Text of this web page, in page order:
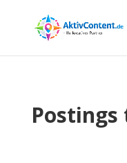
Postings